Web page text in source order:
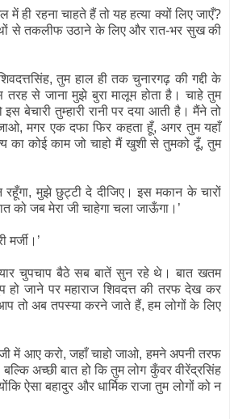
में ही रहना चाहते हैं तो यह हत्या क्यों लिए जाएँ?
से तकलीफ उठाने के लिए और रात-भर सुख की
तुम हाल ही तक चुनारगढ़ की गद्दी के
से जाना मुझे बुरा मालूम होता है। चाहे तुम
बेचारी तुम्हारी रानी पर दया आती है। मैंने तो
मगर एक दफा फिर कहता हूँ, अगर तुम यहाँ
का कोई काम जो चाहो मैं खुशी से तुमको दूँ, तुम
रहूँगा, मुझे छुट्टी दे दीजिए। इस मकान के चारों
को जब मेरा जी चाहेगा चला जाऊँगा।’
मर्जी।’
चुपचाप बैठे सब बातें सुन रहे थे। बात खतम
हो जाने पर महाराज शिवदत्त की तरफ देख कर
तो अब तपस्या करने जाते हैं, हम लोगों के लिए
जी में आए करो, जहाँ चाहो जाओ, हमने अपनी तरफ
अच्छी बात हो कि तुम लोग कुँवर वीरेंद्रसिंह
ऐसा बहादुर और धार्मिक राजा तुम लोगों को न